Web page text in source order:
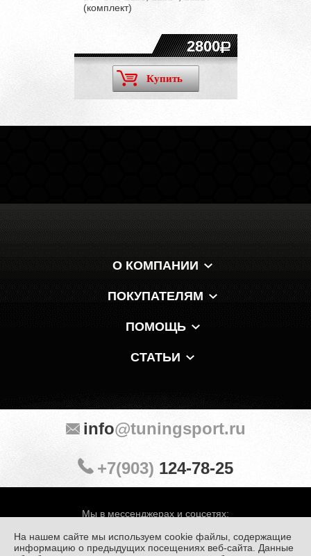
(комплект)
2800
Купить
О КОМПАНИИ
ПОКУПАТЕЛЯМ
ПОМОЩЬ
СТАТЬИ
Мы в мессенджерах и соцсетях:
info@tuningsport.ru
+7(903) 124-78-25
На нашем сайте мы используем cookie файлы, содержащие
информацию о предыдущих посещениях веб-сайта. Данные